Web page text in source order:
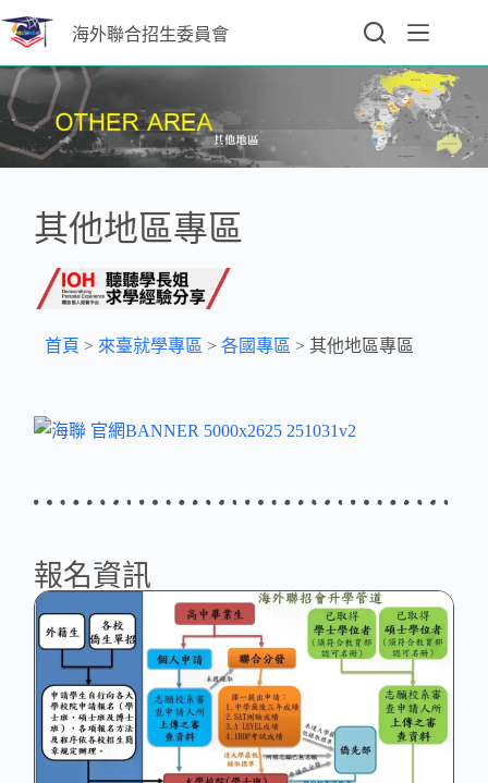
海外聯合招生委員會
其他地區專區
首頁 > 來臺就學專區 >各國專區 >其他地區專區
報名資訊